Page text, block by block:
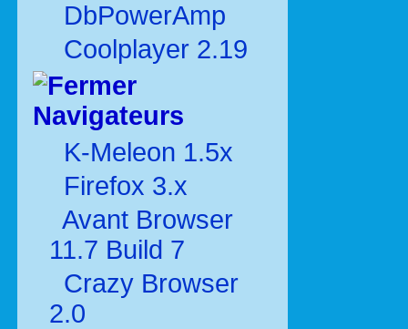
DbPowerAmp
Coolplayer 2.19
Navigateurs
K-Meleon 1.5x
Firefox 3.x
Avant Browser
11.7 Build 7
Crazy Browser
2.0